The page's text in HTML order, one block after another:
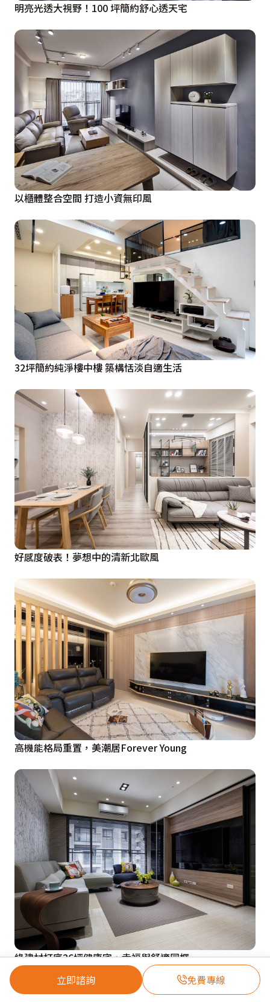
立即諮詢 免費專線
明亮光透大視野！100 坪簡約舒心透天宅
以櫃體整合空間 打造小資無印風
32坪簡約純淨樓中樓 築構恬淡自適生活
好感度破表！夢想中的清新北歐風
高機能格局重置，美潮居Forever Young
綠建材打底26坪健康宅，幸福與舒適同框